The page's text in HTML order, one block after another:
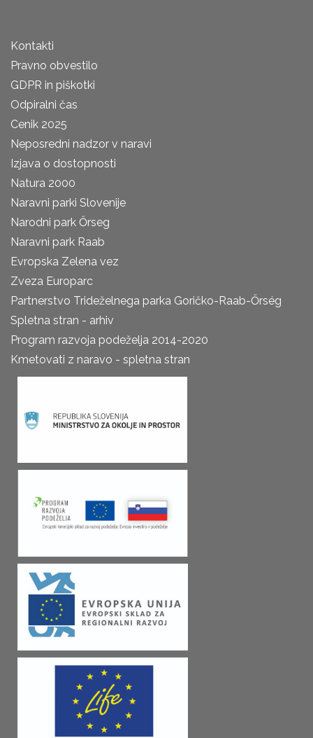
Kontakti
Pravno obvestilo
GDPR in piškotki
Odpiralni čas
Cenik 2025
Neposredni nadzor v naravi
Izjava o dostopnosti
Natura 2000
Naravni parki Slovenije
Narodni park Őrseg
Naravni park Raab
Evropska Zelena vez
Zveza Europarc
Partnerstvo Trideželnega parka Goričko-Raab-Őrség
Spletna stran - arhiv
Program razvoja podeželja 2014-2020
Kmetovati z naravo - spletna stran